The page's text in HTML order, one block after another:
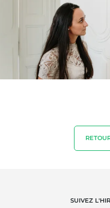
Qualité et securité
Responsabilité
Biodiversité et
Allégations
SUIVEZ